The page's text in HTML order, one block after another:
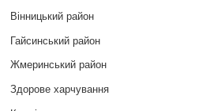
Вінницький район
Гайсинський район
Жмеринський район
Здорове харчування